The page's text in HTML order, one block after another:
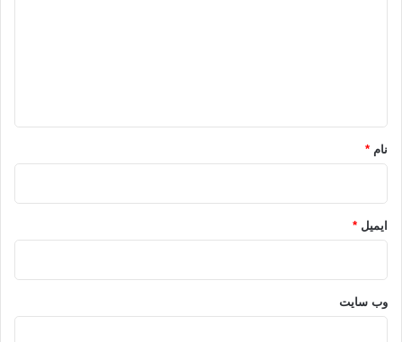
نام *
ایمیل *
وب‌ سایت